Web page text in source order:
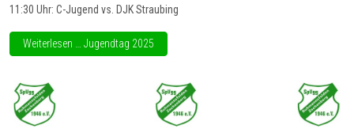
11:30 Uhr: C-Jugend vs. DJK Straubing
Weiterlesen … Jugendtag 2025